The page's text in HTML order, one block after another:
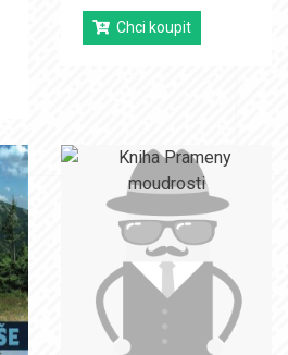
Chci koupit